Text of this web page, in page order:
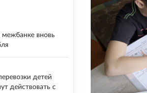
межбанке вновь
детей
действовать с